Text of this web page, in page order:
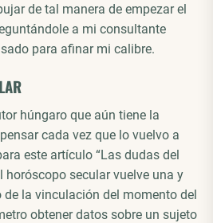
de tal manera de empezar el
a mi consultante
para afinar mi calibre.
húngaro que aún tiene la
cada vez que lo vuelvo a
este artículo “Las dudas del
horóscopo secular vuelve una y
de la vinculación del momento del
obtener datos sobre un sujeto